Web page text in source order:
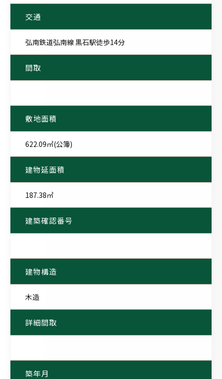
交通
弘南鉄道弘南線 黒石駅徒歩14分
間取
敷地面積
622.09㎡(公簿)
建物延面積
187.38㎡
建築確認番号
建物構造
木造
詳細間取
築年月